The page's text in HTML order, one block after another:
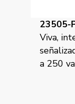
23505-
Viva,
a 250